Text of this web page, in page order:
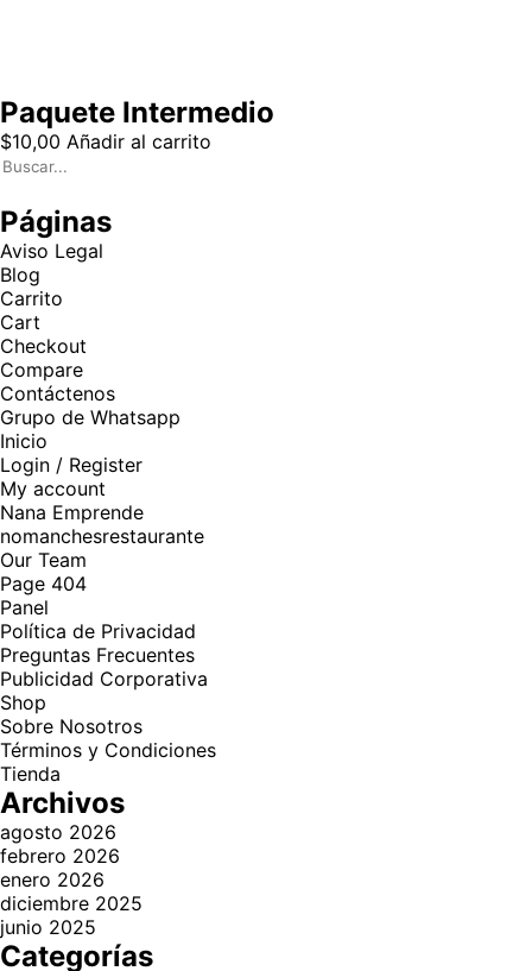
Paquete Intermedio
$10,00 Añadir al carrito
Páginas
Aviso Legal
Blog
Carrito
Cart
Checkout
Compare
Contáctenos
Grupo de Whatsapp
Inicio
Login / Register
My account
Nana Emprende
nomanchesrestaurante
Our Team
Page 404
Panel
Política de Privacidad
Preguntas Frecuentes
Publicidad Corporativa
Shop
Sobre Nosotros
Términos y Condiciones
Tienda
Archivos
agosto 2026
febrero 2026
enero 2026
diciembre 2025
junio 2025
Categorías